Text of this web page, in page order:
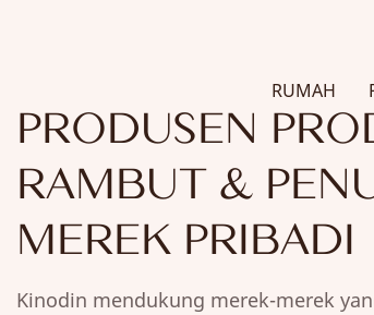
RUMAH
PRODUSEN
RAMBUT &
MEREK PRIBADI
Kinodin mendukung merek-merek